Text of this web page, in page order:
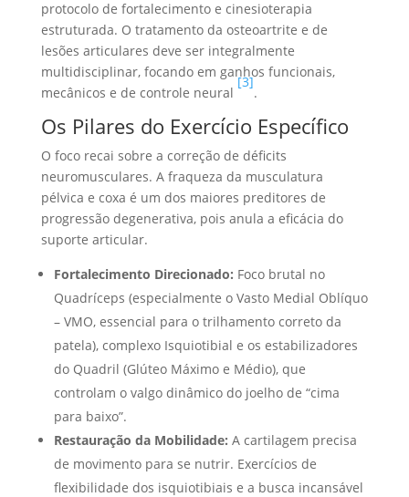
protocolo de fortalecimento e cinesioterapia
estruturada. O tratamento da osteoartrite e de
lesões articulares deve ser integralmente
multidisciplinar, focando em ganhos funcionais,
mecânicos e de controle neural
[3]
.
Os Pilares do Exercício Específico
O foco recai sobre a correção de déficits
neuromusculares. A fraqueza da musculatura
pélvica e coxa é um dos maiores preditores de
progressão degenerativa, pois anula a eficácia do
suporte articular.
Fortalecimento Direcionado: Foco brutal no
Quadríceps (especialmente o Vasto Medial Oblíquo
– VMO, essencial para o trilhamento correto da
patela), complexo Isquiotibial e os estabilizadores
do Quadril (Glúteo Máximo e Médio), que
controlam o valgo dinâmico do joelho de “cima
para baixo”.
Restauração da Mobilidade: A cartilagem precisa
de movimento para se nutrir. Exercícios de
flexibilidade dos isquiotibiais e a busca incansável